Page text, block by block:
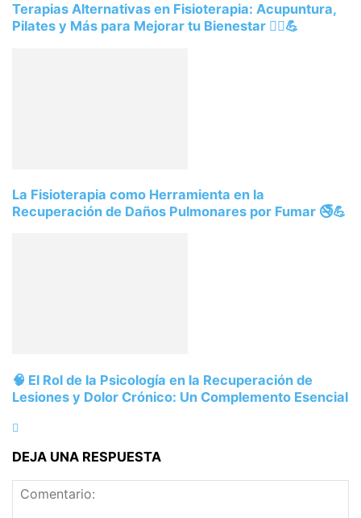
Terapias Alternativas en Fisioterapia: Acupuntura,
Pilates y Más para Mejorar tu Bienestar 💆‍♂️💪
La Fisioterapia como Herramienta en la
Recuperación de Daños Pulmonares por Fumar 🚭💪
🧠 El Rol de la Psicología en la Recuperación de
Lesiones y Dolor Crónico: Un Complemento Esencial
DEJA UNA RESPUESTA